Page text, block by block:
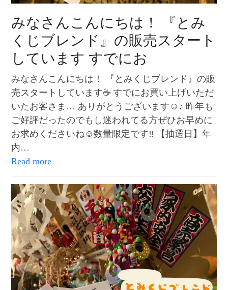
みなさんこんにちは！ 『とみ
くじブレンド』の販売スタート
しています すでにお
みなさんこんにちは！ 『とみくじブレンド』の販
売スタートしています☕️ すでにお買い上げいただ
いたお客さま… ありがとうございます☺️♪ 昨年も
ご好評だったのでもし迷われてる方ぜひお早めに
お求めくださいね☺️数量限定です‼️ 【抽選日】年
内…
Read more